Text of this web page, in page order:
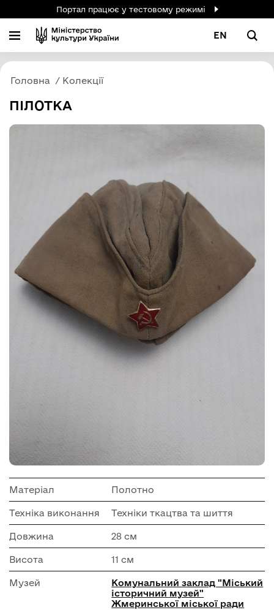
Портал працює у тестовому режимі
EN
Головна Колекції
ПІЛОТКА
Матеріал Полотно
Техніка виконання Техніки ткацтва та шиття
Довжина 28 см
Висота 11 см
Музей
Комунальний заклад "Mіський
історичний музей"
Жмеринської міської ради